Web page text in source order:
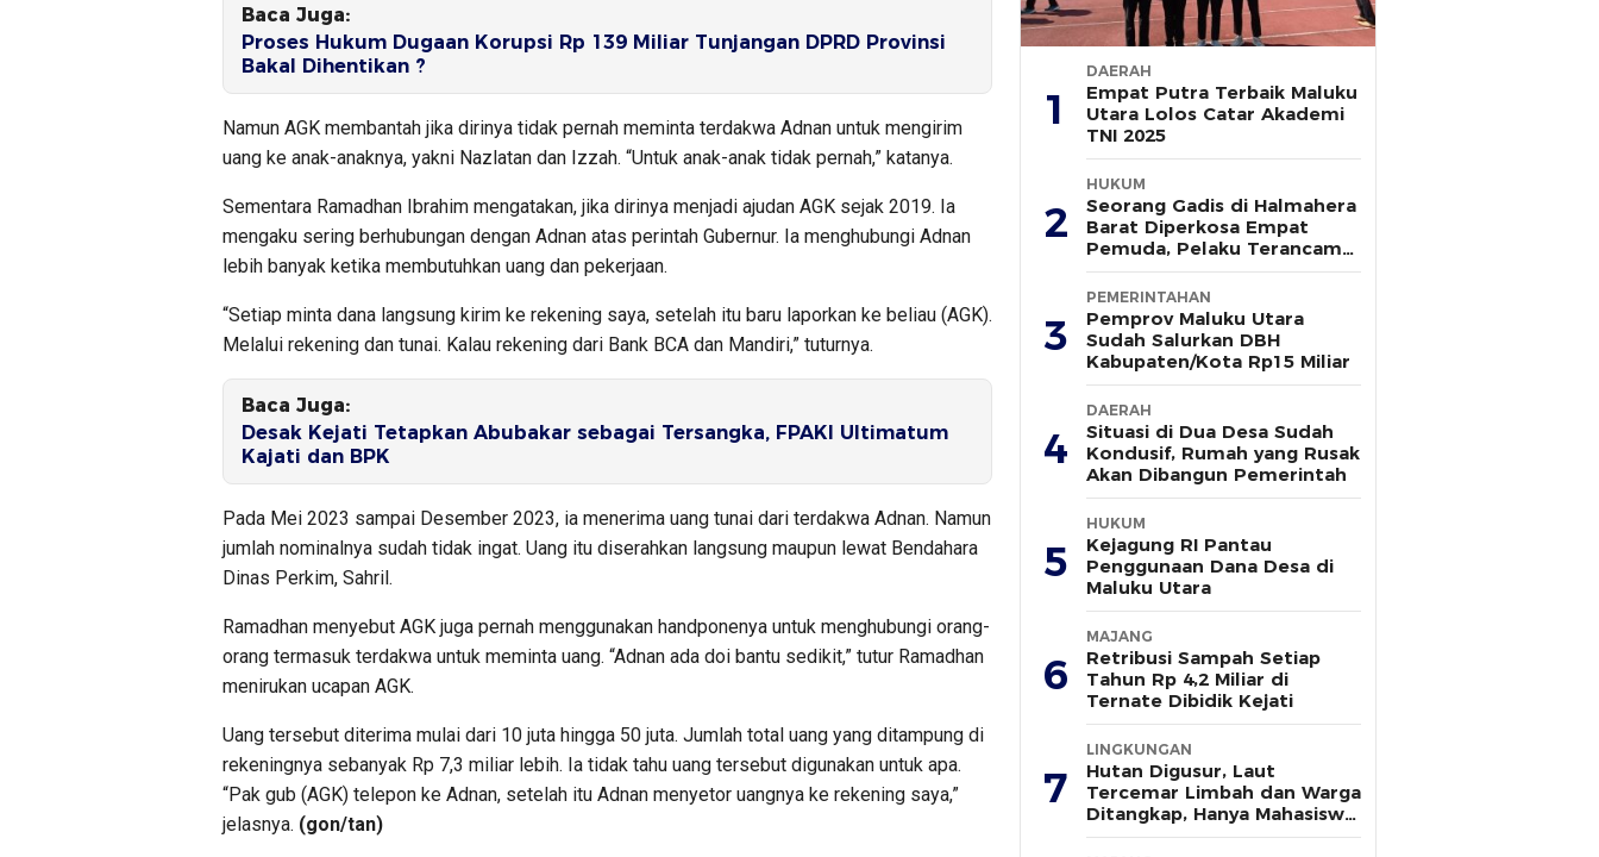
Baca Juga:
Proses Hukum Dugaan Korupsi Rp 139 Miliar Tunjangan DPRD Provinsi
Bakal Dihentikan ?
Namun AGK membantah jika dirinya tidak pernah meminta terdakwa Adnan untuk mengirim
uang ke anak-anaknya, yakni Nazlatan dan Izzah. “Untuk anak-anak tidak pernah,” katanya.
Sementara Ramadhan Ibrahim mengatakan, jika dirinya menjadi ajudan AGK sejak 2019. Ia
mengaku sering berhubungan dengan Adnan atas perintah Gubernur. Ia menghubungi Adnan
lebih banyak ketika membutuhkan uang dan pekerjaan.
“Setiap minta dana langsung kirim ke rekening saya, setelah itu baru laporkan ke beliau (AGK).
Melalui rekening dan tunai. Kalau rekening dari Bank BCA dan Mandiri,” tuturnya.
Baca Juga:
Desak Kejati Tetapkan Abubakar sebagai Tersangka, FPAKI Ultimatum
Kajati dan BPK
Pada Mei 2023 sampai Desember 2023, ia menerima uang tunai dari terdakwa Adnan. Namun
jumlah nominalnya sudah tidak ingat. Uang itu diserahkan langsung maupun lewat Bendahara
Dinas Perkim, Sahril.
Ramadhan menyebut AGK juga pernah menggunakan handponenya untuk menghubungi orang-
orang termasuk terdakwa untuk meminta uang. “Adnan ada doi bantu sedikit,” tutur Ramadhan
menirukan ucapan AGK.
Uang tersebut diterima mulai dari 10 juta hingga 50 juta. Jumlah total uang yang ditampung di
rekeningnya sebanyak Rp 7,3 miliar lebih. Ia tidak tahu uang tersebut digunakan untuk apa.
“Pak gub (AGK) telepon ke Adnan, setelah itu Adnan menyetor uangnya ke rekening saya,”
jelasnya. (gon/tan)
1
DAERAH
Empat Putra Terbaik Maluku
Utara Lolos Catar Akademi
TNI 2025
2
HUKUM
Seorang Gadis di Halmahera
Barat Diperkosa Empat
Pemuda, Pelaku Terancam
15 Tahun Penjara
3
PEMERINTAHAN
Pemprov Maluku Utara
Sudah Salurkan DBH
Kabupaten/Kota Rp15 Miliar
4
DAERAH
Situasi di Dua Desa Sudah
Kondusif, Rumah yang Rusak
Akan Dibangun Pemerintah
5
HUKUM
Kejagung RI Pantau
Penggunaan Dana Desa di
Maluku Utara
6
MAJANG
Retribusi Sampah Setiap
Tahun Rp 4,2 Miliar di
Ternate Dibidik Kejati
7
LINGKUNGAN
Hutan Digusur, Laut
Tercemar Limbah dan Warga
Ditangkap, Hanya Mahasiswa
yang Bersuara